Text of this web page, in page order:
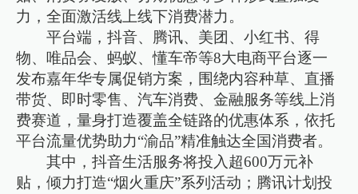
力，全面激活线上线下消费潜力。
平台端，抖音、腾讯、美团、小红书、得
物、唯品会、蚂蚁、懂车帝等8大电商平台逐一
发布嘉年华专属促销方案，围绕内容种草、直播
带货、即时零售、汽车消费、金融服务等线上消
费赛道，量身打造覆盖全链路的优惠体系，依托
平台流量优势助力“渝品”精准触达全国消费者。
其中，抖音生活服务将投入超600万元补
贴，倾力打造“烟火重庆”系列活动；腾讯计划投